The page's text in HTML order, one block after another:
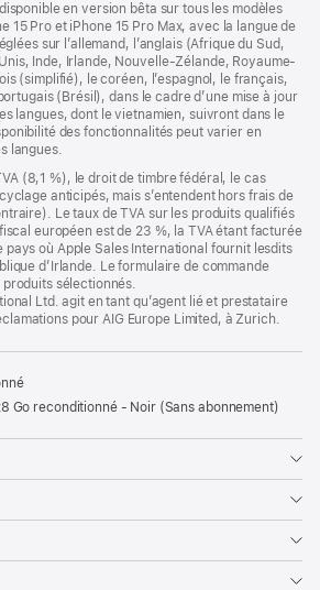
en version bêta sur tous les modèles
15 Pro et iPhone 15 Pro Max, avec la langue de
sur l’allemand, l’anglais (Afrique du Sud,
Inde, Irlande, Nouvelle-Zélande, Royaume-
(simplifié), le coréen, l’espagnol, le français,
(Brésil), dans le cadre d’une mise à jour
langues, dont le vietnamien, suivront dans le
des fonctionnalités peut varier en
langues.
(8,1 %), le droit de timbre fédéral, le cas
anticipés, mais s’entendent hors frais de
Le taux de TVA sur les produits qualifiés
européen est de 23 %, la TVA étant facturée
pays où Apple Sales International fournit lesdits
d’Irlande. Le formulaire de commande
produits sélectionnés.
Ltd. agit en tant qu’agent lié et prestataire
pour AIG Europe Limited, à Zurich.
Go reconditionné - Noir (Sans abonnement)